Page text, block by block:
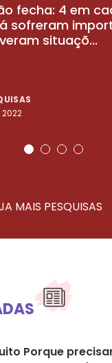
fecha: 4 em
sofreram
situaçõ...
2022
MAIS PESQUISAS
Porque